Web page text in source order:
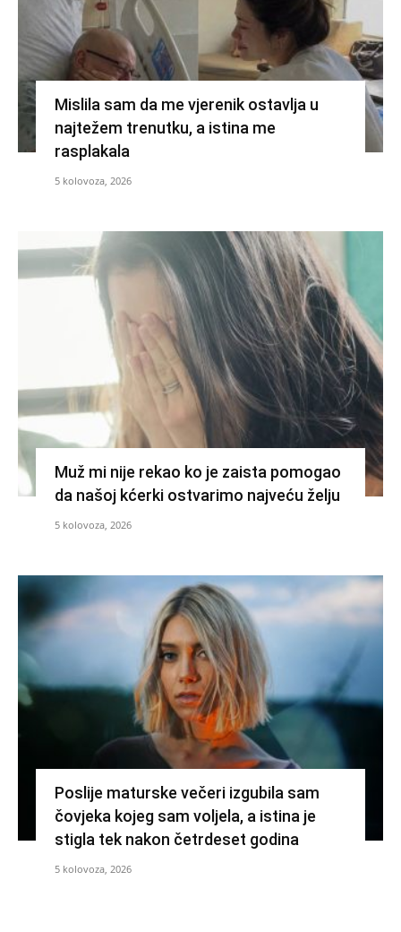
Mislila sam da me vjerenik ostavlja u
najtežem trenutku, a istina me
rasplakala
5 kolovoza, 2026
Muž mi nije rekao ko je zaista pomogao
da našoj kćerki ostvarimo najveću želju
5 kolovoza, 2026
Poslije maturske večeri izgubila sam
čovjeka kojeg sam voljela, a istina je
stigla tek nakon četrdeset godina
5 kolovoza, 2026